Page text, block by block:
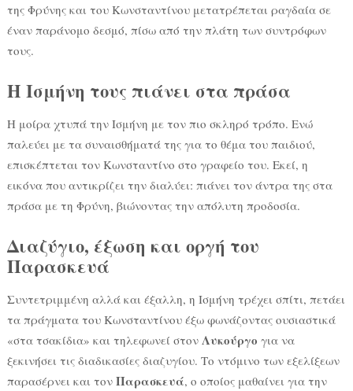
της Φρύνης και του Κωνσταντίνου μετατρέπεται ραγδαία σε
έναν παράνομο δεσμό, πίσω από την πλάτη των συντρόφων
τους.
Η Ισμήνη τους πιάνει στα πράσα
Η μοίρα χτυπά την Ισμήνη με τον πιο σκληρό τρόπο. Ενώ
παλεύει με τα συναισθήματά της για το θέμα του παιδιού,
επισκέπτεται τον Κωνσταντίνο στο γραφείο του. Εκεί, η
εικόνα που αντικρίζει την διαλύει: πιάνει τον άντρα της στα
πράσα με τη Φρύνη, βιώνοντας την απόλυτη προδοσία.
Διαζύγιο, έξωση και οργή του
Παρασκευά
Συντετριμμένη αλλά και έξαλλη, η Ισμήνη τρέχει σπίτι, πετάει
τα πράγματα του Κωνσταντίνου έξω φωνάζοντας ουσιαστικά
«στα τσακίδια» και τηλεφωνεί στον Λυκούργο για να
ξεκινήσει τις διαδικασίες διαζυγίου. Το ντόμινο των εξελίξεων
παρασέρνει και τον Παρασκευά, ο οποίος μαθαίνει για την